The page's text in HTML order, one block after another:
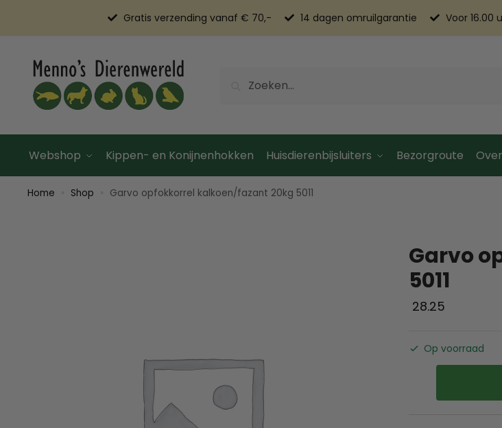
Gratis verzending vanaf € 70,- 14 dagen omruilgarantie Voor 16.00
Webshop Kippen- en Konijnenhokken Huisdierenbijsluiters Bezorgroute
Home Shop Garvo opfokkorrel kalkoen/fazant 20kg 5011
Garvo
5011
28.25
Op voorraad